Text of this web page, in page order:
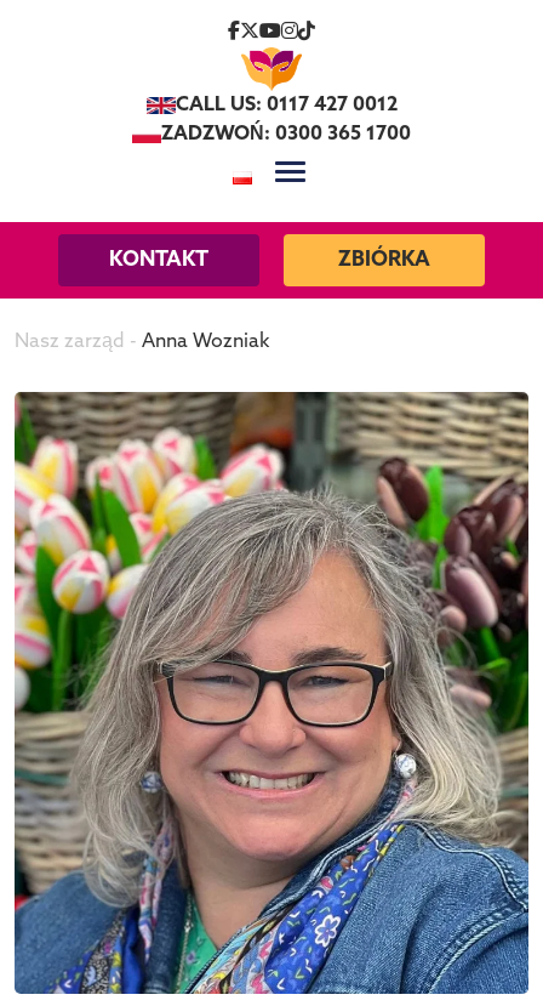
CALL US: 0117 427 0012
ZADZWOŃ: 0300 365 1700
KONTAKT ZBIÓRKA
Nasz zarząd - Anna Wozniak